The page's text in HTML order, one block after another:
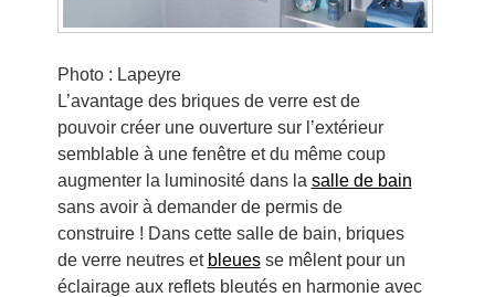
Photo : Lapeyre
L’avantage des briques de verre est de
pouvoir créer une ouverture sur l’extérieur
semblable à une fenêtre et du même coup
augmenter la luminosité dans la salle de bain
sans avoir à demander de permis de
construire ! Dans cette salle de bain, briques
de verre neutres et bleuesse mêlent pour un
éclairage aux reflets bleutés en harmonie avec